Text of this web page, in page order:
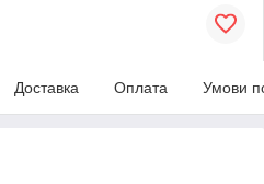
Доставка Оплата Умови